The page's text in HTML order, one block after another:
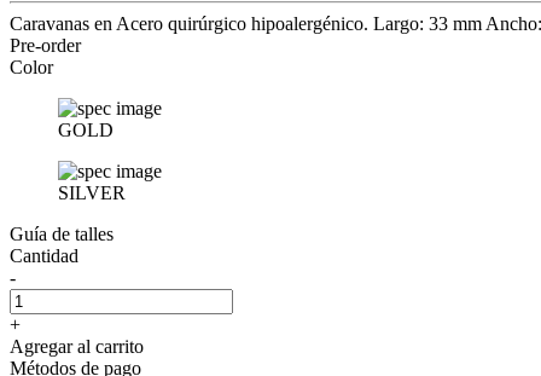
Caravanas en Acero quirúrgico hipoalergénico. Largo: 33 mm
Pre-order
Color
GOLD
SILVER
Guía de talles
Cantidad
-
+
Agregar al carrito
Métodos de pago